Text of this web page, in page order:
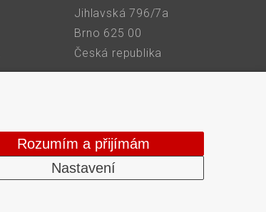
Jihlavská 796/7a
Brno 625 00
Česká republika
Rozumím a přijímám
Nastavení